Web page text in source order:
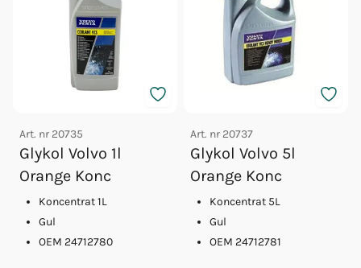
Art. nr 20735
Glykol Volvo 1l
Orange Konc
Koncentrat 1L
Gul
OEM 24712780
Art. nr 20737
Glykol Volvo 5l
Orange Konc
Koncentrat 5L
Gul
OEM 24712781